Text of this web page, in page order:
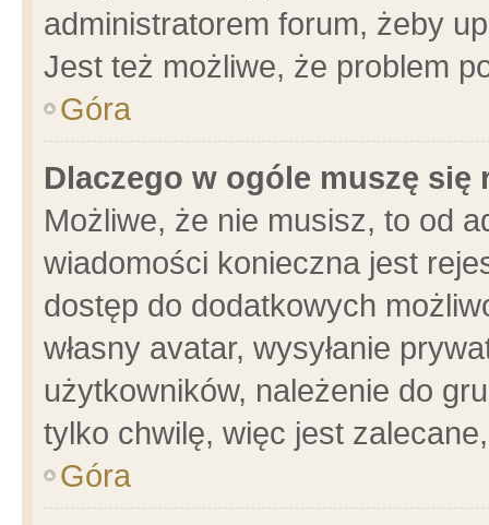
administratorem forum, żeby
Jest też możliwe, że problem
Góra
Dlaczego w ogóle muszę się
Możliwe, że nie musisz, to od
wiadomości konieczna jest
dostęp do dodatkowych
własny avatar, wysyłanie
użytkowników, należenie do
tylko chwilę, więc jest
Góra